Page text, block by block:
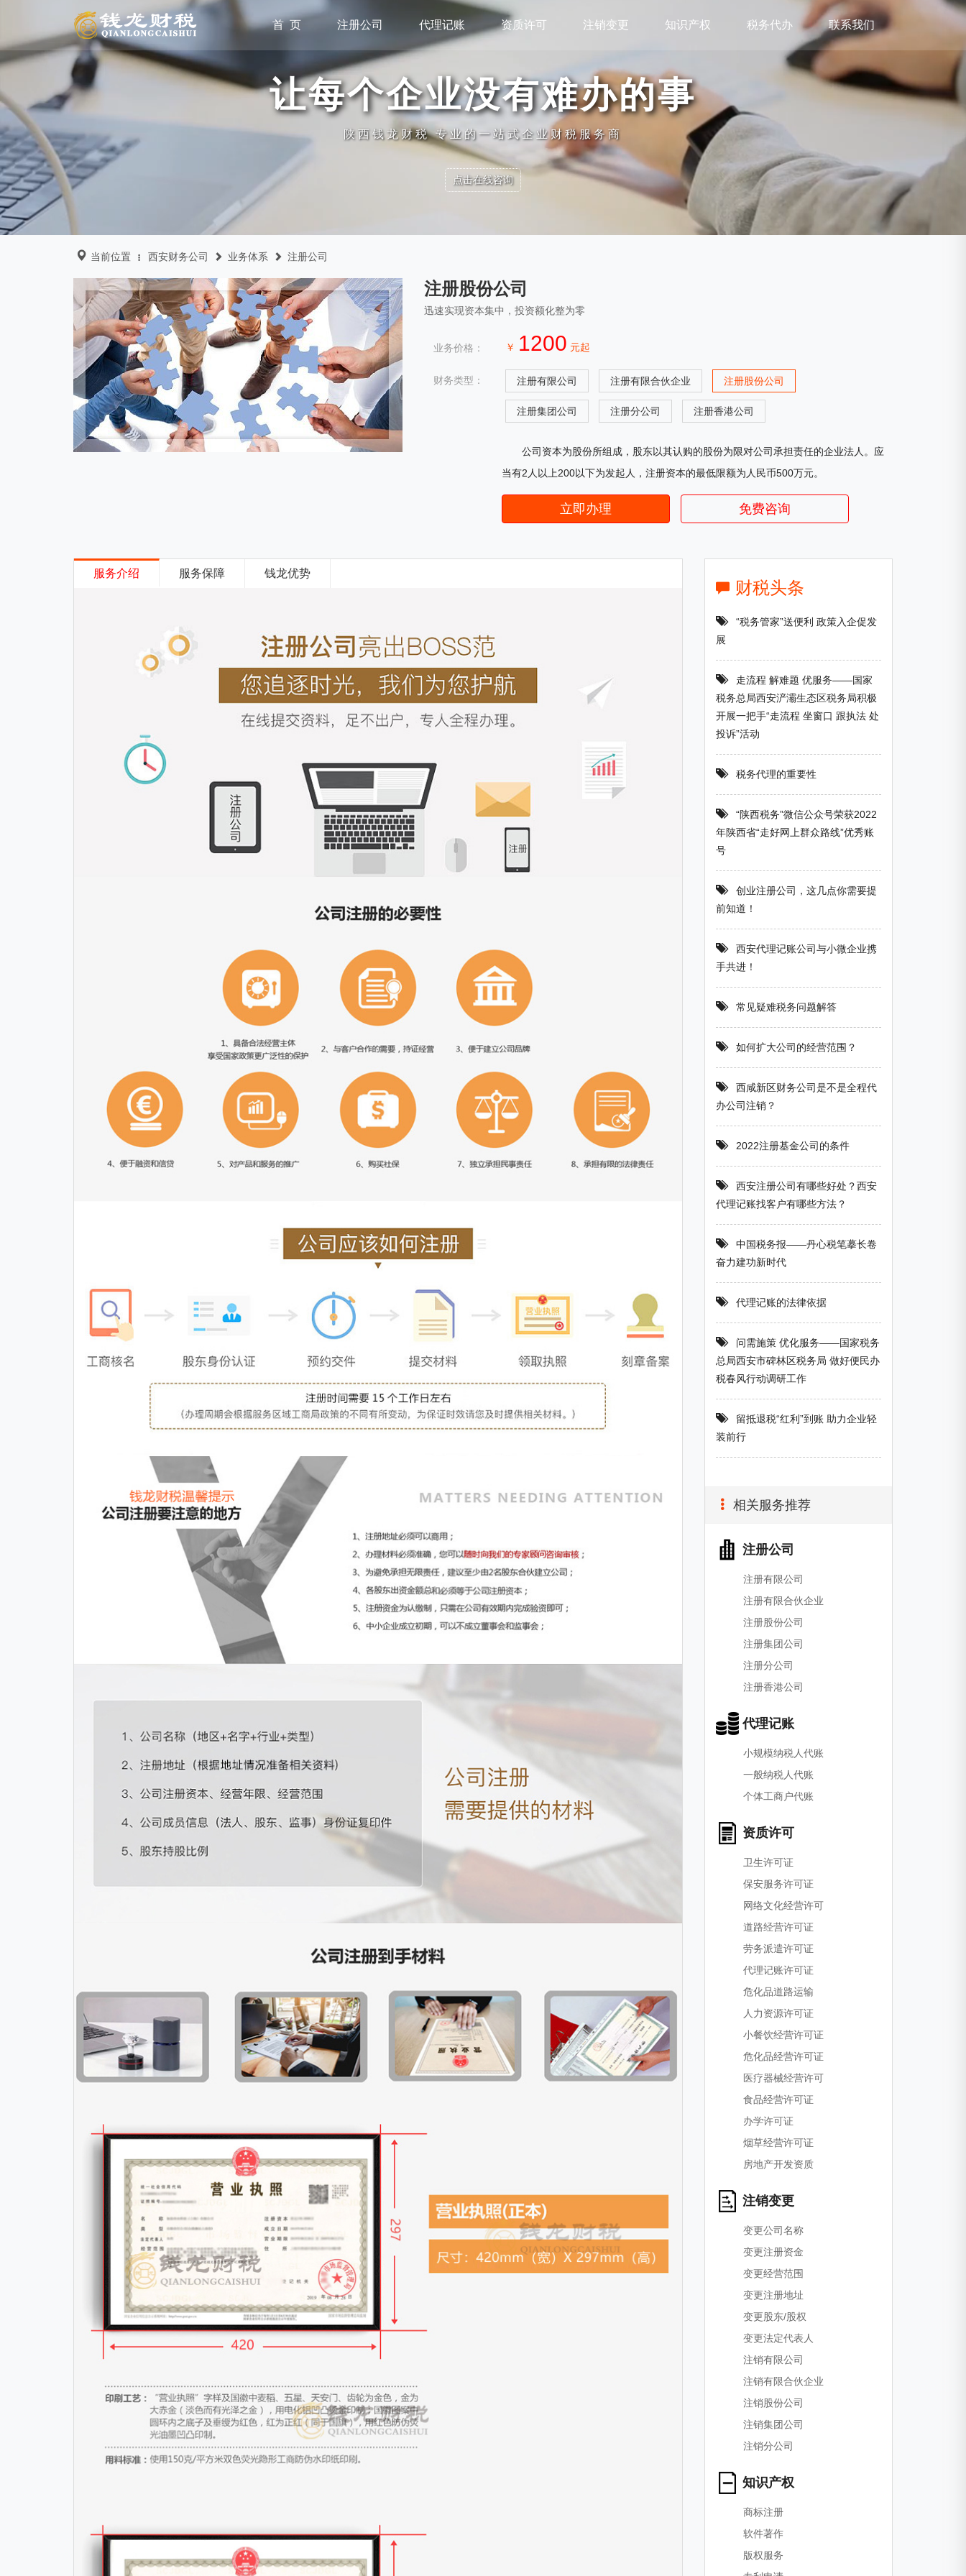
首 页 注册公司 代理记账 资质许可 注销变更 知识产权 税务代办 联系我们
让每个企业没有难办的事
陕西钱龙财税 专业的一站式企业财税服务商
点击在线咨询
当前位置 西安财务公司 业务体系 注册公司
注册股份公司
迅速实现资本集中，投资额化整为零
业务价格： ￥ 1200 元起
财务类型： 注册有限公司 注册有限合伙企业 注册股份公司
注册集团公司 注册分公司 注册香港公司
公司资本为股份所组成，股东以其认购的股份为限对公司承担责任的企业法人。应
当有2人以上200以下为发起人，注册资本的最低限额为人民币500万元。
立即办理 免费咨询
服务介绍 服务保障 钱龙优势
财税头条
“税务管家”送便利 政策入企促发
展
走流程 解难题 优服务——国家
税务总局西安浐灞生态区税务局积极
开展一把手“走流程 坐窗口 跟执法 处
投诉”活动
税务代理的重要性
“陕西税务”微信公众号荣获2022
年陕西省“走好网上群众路线”优秀账
号
创业注册公司，这几点你需要提
前知道！
西安代理记账公司与小微企业携
手共进！
常见疑难税务问题解答
如何扩大公司的经营范围？
西咸新区财务公司是不是全程代
办公司注销？
2022注册基金公司的条件
西安注册公司有哪些好处？西安
代理记账找客户有哪些方法？
中国税务报——丹心税笔摹长卷
奋力建功新时代
代理记账的法律依据
问需施策 优化服务——国家税务
总局西安市碑林区税务局 做好便民办
税春风行动调研工作
留抵退税“红利”到账 助力企业轻
装前行
相关服务推荐
注册公司
注册有限公司
注册有限合伙企业
注册股份公司
注册集团公司
注册分公司
注册香港公司
代理记账
小规模纳税人代账
一般纳税人代账
个体工商户代账
资质许可
卫生许可证
保安服务许可证
网络文化经营许可
道路经营许可证
劳务派遣许可证
代理记账许可证
危化品道路运输
人力资源许可证
小餐饮经营许可证
危化品经营许可证
医疗器械经营许可
食品经营许可证
办学许可证
烟草经营许可证
房地产开发资质
注销变更
变更公司名称
变更注册资金
变更经营范围
变更注册地址
变更股东/股权
变更法定代表人
注销有限公司
注销有限合伙企业
注销股份公司
注销集团公司
注销分公司
知识产权
商标注册
软件著作
版权服务